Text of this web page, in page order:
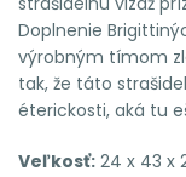
Doplnenie
výrobným tímom
tak, že táto
éterickosti, aká tu
Veľkosť: 24 x 43 x